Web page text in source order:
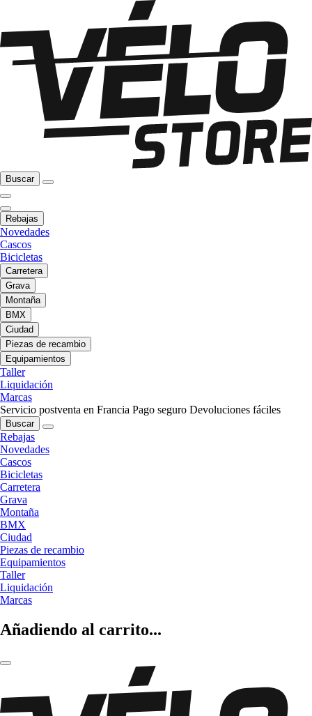
Buscar
Rebajas
Novedades
Cascos
Bicicletas
Carretera
Grava
Montaña
BMX
Ciudad
Piezas de recambio
Equipamientos
Taller
Liquidación
Marcas
Servicio postventa en Francia Pago seguro Devoluciones fáciles
Buscar
Rebajas
Novedades
Cascos
Bicicletas
Carretera
Grava
Montaña
BMX
Ciudad
Piezas de recambio
Equipamientos
Taller
Liquidación
Marcas
Añadiendo al carrito...